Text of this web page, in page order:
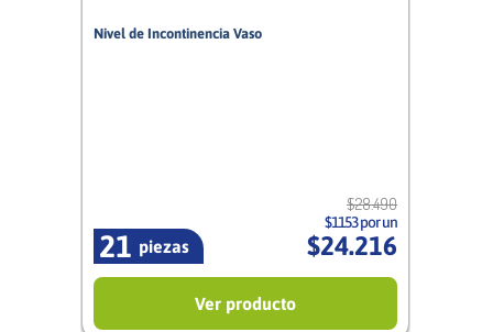
Nivel de Incontinencia Vaso
piezas
21
$28.490
$1153 por un
$24.216
Ver producto